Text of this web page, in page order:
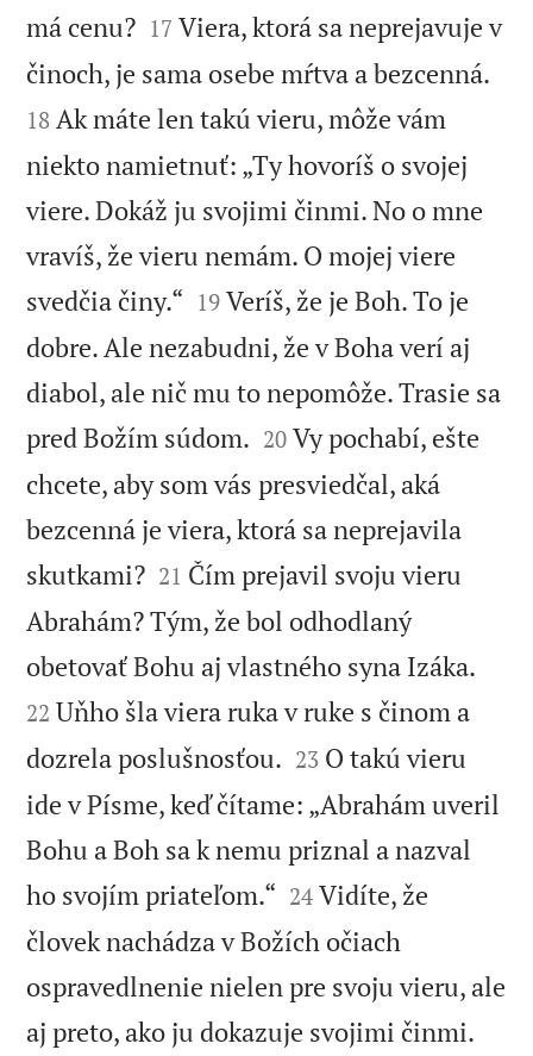
má cenu?
17 Viera, ktorá sa neprejavuje v
činoch, je sama osebe mŕtva a bezcenná.
18 Ak máte len takú vieru, môže vám
niekto namietnuť: „Ty hovoríš o svojej
viere. Dokáž ju svojimi činmi. No o mne
vravíš, že vieru nemám. O mojej viere
svedčia činy.“ 

19 Veríš, že je Boh. To je
dobre. Ale nezabudni, že v Boha verí aj
diabol, ale nič mu to nepomôže. Trasie sa
pred Božím súdom. 

20 Vy pochabí, ešte
chcete, aby som vás presviedčal, aká
bezcenná je viera, ktorá sa neprejavila
skutkami?
21 Čím prejavil svoju vieru
Abrahám? Tým, že bol odhodlaný
obetovať Bohu aj vlastného syna Izáka.
22 Uňho šla viera ruka v ruke s činom a
dozrela poslušnosťou. 

23 O takú vieru
ide v Písme, keď čítame: „Abrahám uveril
Bohu a Boh sa k nemu priznal a nazval
ho svojím priateľom.“ 

24 Vidíte, že
človek nachádza v Božích očiach
ospravedlnenie nielen pre svoju vieru, ale
aj preto, ako ju dokazuje svojimi činmi.